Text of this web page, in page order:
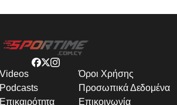
Videos
Podcasts
Επικαιρότητα
Όροι Χρήσης
Προσωπικά Δεδομένα
Επικοινωνία